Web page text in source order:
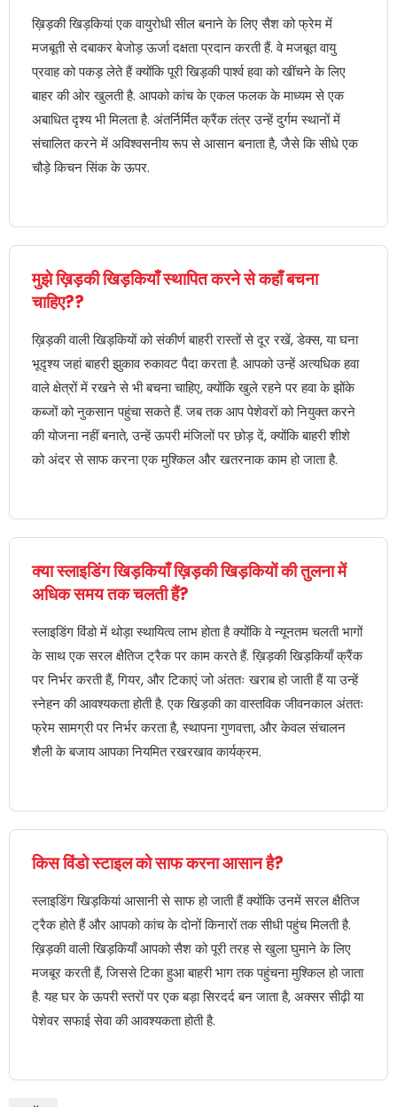
ख़िड़की खिड़कियां एक वायुरोधी सील बनाने के लिए सैश को फ्रेम में
मजबूती से दबाकर बेजोड़ ऊर्जा दक्षता प्रदान करती हैं. वे मजबूत वायु
प्रवाह को पकड़ लेते हैं क्योंकि पूरी खिड़की पार्श्व हवा को खींचने के लिए
बाहर की ओर खुलती है. आपको कांच के एकल फलक के माध्यम से एक
अबाधित दृश्य भी मिलता है. अंतर्निर्मित क्रैंक तंत्र उन्हें दुर्गम स्थानों में
संचालित करने में अविश्वसनीय रूप से आसान बनाता है, जैसे कि सीधे एक
चौड़े किचन सिंक के ऊपर.
मुझे ख़िड़की खिड़कियाँ स्थापित करने से कहाँ बचना
चाहिए??
ख़िड़की वाली खिड़कियों को संकीर्ण बाहरी रास्तों से दूर रखें, डेक्स, या घना
भूदृश्य जहां बाहरी झुकाव रुकावट पैदा करता है. आपको उन्हें अत्यधिक हवा
वाले क्षेत्रों में रखने से भी बचना चाहिए, क्योंकि खुले रहने पर हवा के झोंके
कब्जों को नुकसान पहुंचा सकते हैं. जब तक आप पेशेवरों को नियुक्त करने
की योजना नहीं बनाते, उन्हें ऊपरी मंजिलों पर छोड़ दें, क्योंकि बाहरी शीशे
को अंदर से साफ करना एक मुश्किल और खतरनाक काम हो जाता है.
क्या स्लाइडिंग खिड़कियाँ ख़िड़की खिड़कियों की तुलना में
अधिक समय तक चलती हैं?
स्लाइडिंग विंडो में थोड़ा स्थायित्व लाभ होता है क्योंकि वे न्यूनतम चलती भागों
के साथ एक सरल क्षैतिज ट्रैक पर काम करते हैं. ख़िड़की खिड़कियाँ क्रैंक
पर निर्भर करती हैं, गियर, और टिकाएं जो अंततः खराब हो जाती हैं या उन्हें
स्नेहन की आवश्यकता होती है. एक खिड़की का वास्तविक जीवनकाल अंततः
फ्रेम सामग्री पर निर्भर करता है, स्थापना गुणवत्ता, और केवल संचालन
शैली के बजाय आपका नियमित रखरखाव कार्यक्रम.
किस विंडो स्टाइल को साफ करना आसान है?
स्लाइडिंग खिड़कियां आसानी से साफ हो जाती हैं क्योंकि उनमें सरल क्षैतिज
ट्रैक होते हैं और आपको कांच के दोनों किनारों तक सीधी पहुंच मिलती है.
ख़िड़की वाली खिड़कियाँ आपको सैश को पूरी तरह से खुला घुमाने के लिए
मजबूर करती हैं, जिससे टिका हुआ बाहरी भाग तक पहुंचना मुश्किल हो जाता
है. यह घर के ऊपरी स्तरों पर एक बड़ा सिरदर्द बन जाता है, अक्सर सीढ़ी या
पेशेवर सफाई सेवा की आवश्यकता होती है.